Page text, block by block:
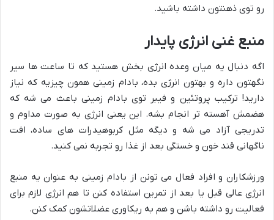
رو توی ذهنتون داشته باشید.
منبع غنی انرژی پایدار
اگه دنبال یه میان وعده انرژی بخش هستید که تا ساعت ها سیر
نگهتون داره و بهتون انرژی بده، بادام زمینی همون چیزیه که نیاز
دارید! ترکیب پروتئین و فیبر توی بادام زمینی باعث می شه که
هضمش آهسته تر انجام بشه. این یعنی انرژی به صورت مداوم و
تدریجی آزاد می شه و دیگه مثل کربوهیدرات های ساده، افت
ناگهانی قند خون و خستگی بعد از غذا رو تجربه نمی کنید.
ورزشکاران و افراد فعال می تونن از بادام زمینی به عنوان یه منبع
انرژی عالی قبل یا بعد از تمرین استفاده کنن تا هم انرژی لازم برای
فعالیت رو داشته باشن و هم به ریکاوری عضلاتشون کمک کنن.